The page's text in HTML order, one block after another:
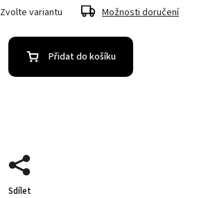
Zvolte variantu Možnosti doručení
Přidat do košíku
Sdílet